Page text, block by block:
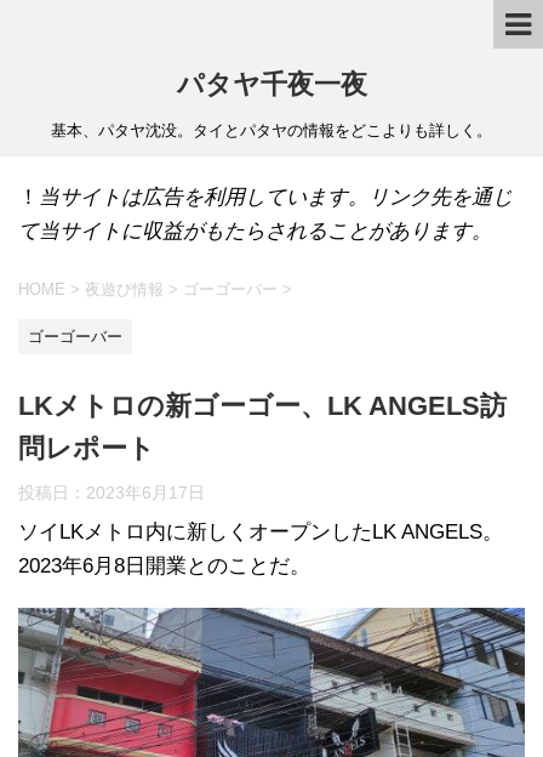
パタヤ千夜一夜
基本、パタヤ沈没。タイとパタヤの情報をどこよりも詳しく。
！ 当サイトは広告を利用しています。リンク先を通じ
て当サイトに収益がもたらされることがあります。
HOME > 夜遊び情報 > ゴーゴーバー >
ゴーゴーバー
LKメトロの新ゴーゴー、LK ANGELS訪
問レポート
投稿日： 2023年6月17日
ソイLKメトロ内に新しくオープンしたLK ANGELS。
2023年6月8日開業とのことだ。